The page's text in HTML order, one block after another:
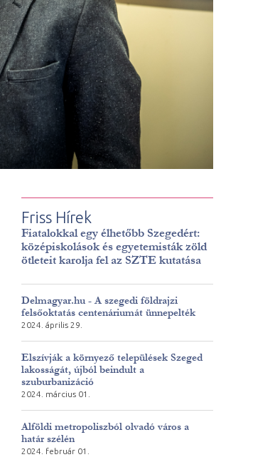
Friss Hírek
Fiatalokkal egy élhetőbb Szegedért:
középiskolások és egyetemisták zöld
ötleteit karolja fel az SZTE kutatása
Delmagyar.hu - A szegedi földrajzi
felsőoktatás centenáriumát ünnepelték
2024. április 29.
Elszívják a környező települések Szeged
lakosságát, újból beindult a
szuburbanizáció
2024. március 01.
Alföldi metropoliszból olvadó város a
határ szélén
2024. február 01.